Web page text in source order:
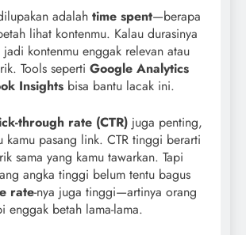
adalah time spent—berapa
lihat kontenmu. Kalau durasinya
kontenmu enggak relevan atau
Tools seperti Google Analytics
Insights bisa bantu lacak ini.
through rate (CTR) juga penting,
kamu pasang link. CTR tinggi berarti
sama yang kamu tawarkan. Tapi
angka tinggi belum tentu bagus
rate-nya juga tinggi—artinya orang
enggak betah lama-lama.